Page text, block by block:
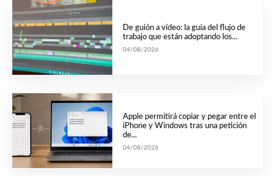
De guión a vídeo: la guía del flujo de
trabajo que están adoptando los...
04/08/2026
Apple permitirá copiar y pegar entre el
iPhone y Windows tras una petición
de...
04/08/2026